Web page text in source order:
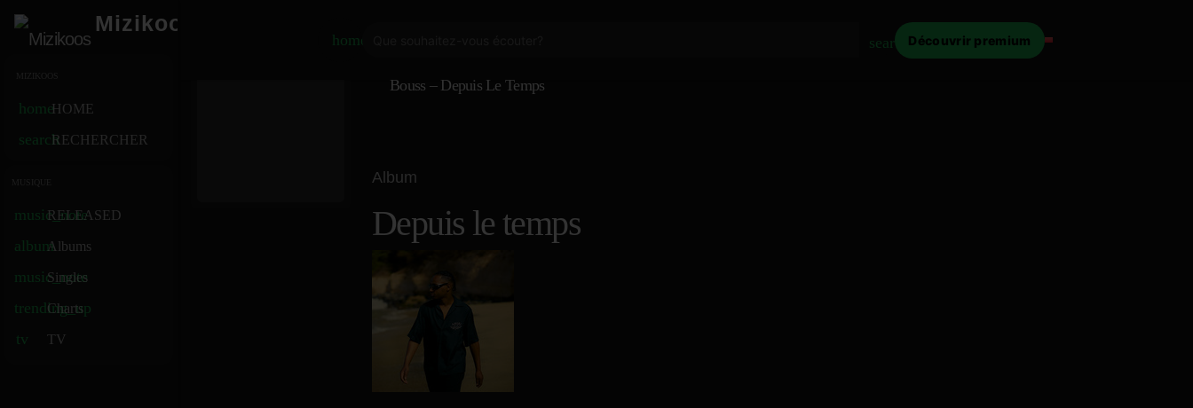
Mizikoos
homeHOME
searchRECHERCHER
music_note
RELEASED
albumAlbums
music_note
Singles
trending_up
Charts
tv TV
home searchDécouvrir premium
Bouss – Depuis Le Temps
Album
Depuis le temps